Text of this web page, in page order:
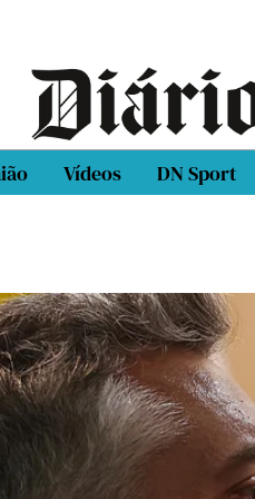
Vídeos DN Sport